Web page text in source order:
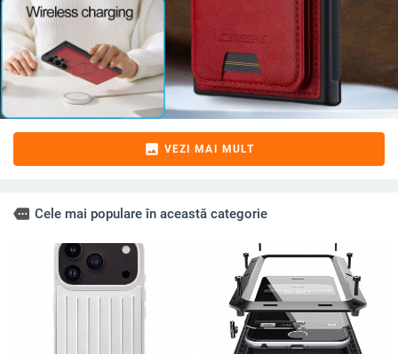
image VEZI MAI MULT
more Cele mai populare în această categorie